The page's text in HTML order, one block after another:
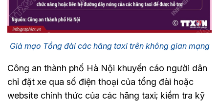
Giả mạo Tổng đài các hãng taxi trên không gian mạng
Công an thành phố Hà Nội khuyến cáo người dân
chỉ đặt xe qua số điện thoại của tổng đài hoặc
website chính thức của các hãng taxi; kiểm tra kỹ